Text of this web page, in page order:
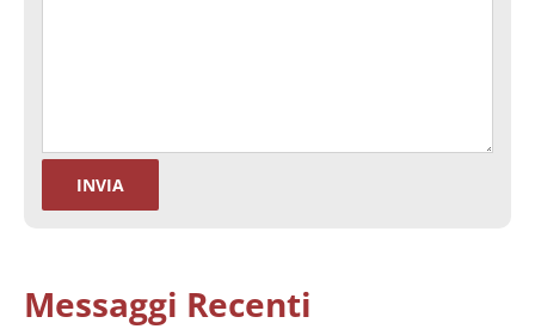
Messaggi Recenti